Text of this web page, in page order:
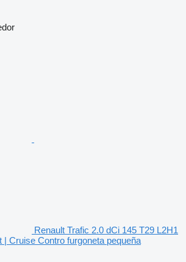
Renault Trafic 2.0 dCi 145 T29 L2H1
| Cruise Contro furgoneta pequeña